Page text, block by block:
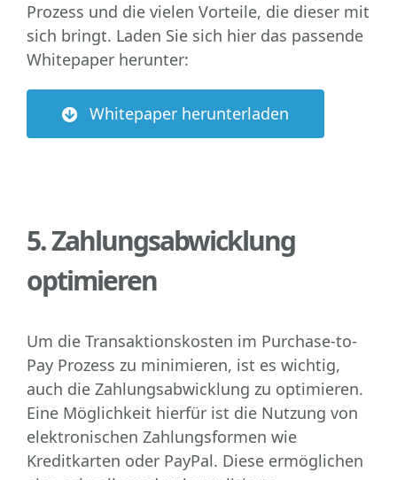
Prozess und die vielen Vorteile, die dieser mit
sich bringt. Laden Sie sich hier das passende
Whitepaper herunter:
Whitepaper herunterladen
5. Zahlungsabwicklung
optimieren
Um die Transaktionskosten im Purchase-to-
Pay Prozess zu minimieren, ist es wichtig,
auch die Zahlungsabwicklung zu optimieren.
Eine Möglichkeit hierfür ist die Nutzung von
elektronischen Zahlungsformen wie
Kreditkarten oder PayPal. Diese ermöglichen